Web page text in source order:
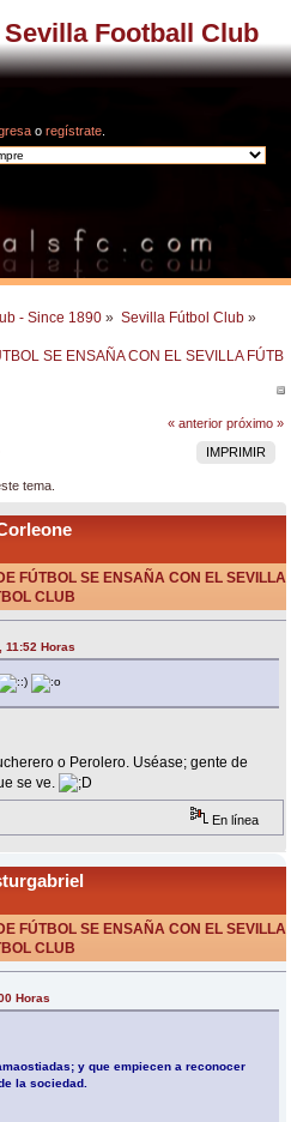
Football Club
o regístrate
- Since 1890 » Sevilla Fútbol Club »
SE ENSAÑA CON EL SEVILLA
« anterior próximo »
IMPRIMIR
tema.
FÚTBOL SE ENSAÑA CON EL SEVILLA
CLUB
11:52 Horas
o Perolero. Uséase; gente de
se ve.
En línea
FÚTBOL SE ENSAÑA CON EL SEVILLA
CLUB
Horas
y que empiecen a reconocer
la sociedad.